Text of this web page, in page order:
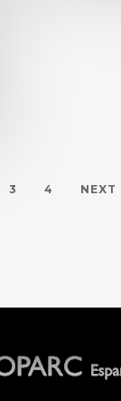
3 4 NEXT